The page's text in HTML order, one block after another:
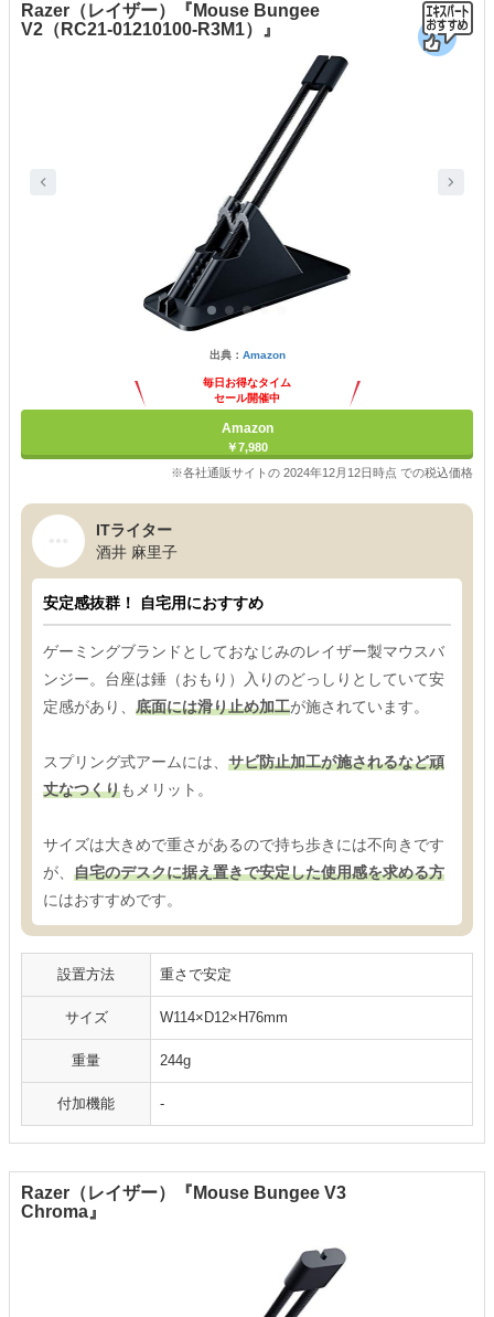
Razer（レイザー）『Mouse Bungee
V2（RC21-01210100-R3M1）』
出典： Amazon
毎日お得なタイム
セール開催中
Amazon
￥7,980
※各社通販サイトの 2024年12月12日時点 での税込価格
ITライター
酒井 麻里子
安定感抜群！ 自宅用におすすめ
ゲーミングブランドとしておなじみのレイザー製マウスバ
ンジー。台座は錘（おもり）入りのどっしりとしていて安
定感があり、 底面には滑り止め加工が施されています。
スプリング式アームには、 サビ防止加工が施されるなど頑
丈なつくりもメリット。
サイズは大きめで重さがあるので持ち歩きには不向きです
が、 自宅のデスクに据え置きで安定した使用感を求める方
にはおすすめです。
設置方法 重さで安定
サイズ W114×D12×H76mm
重量 244g
付加機能 -
Razer（レイザー）『Mouse Bungee V3
Chroma』